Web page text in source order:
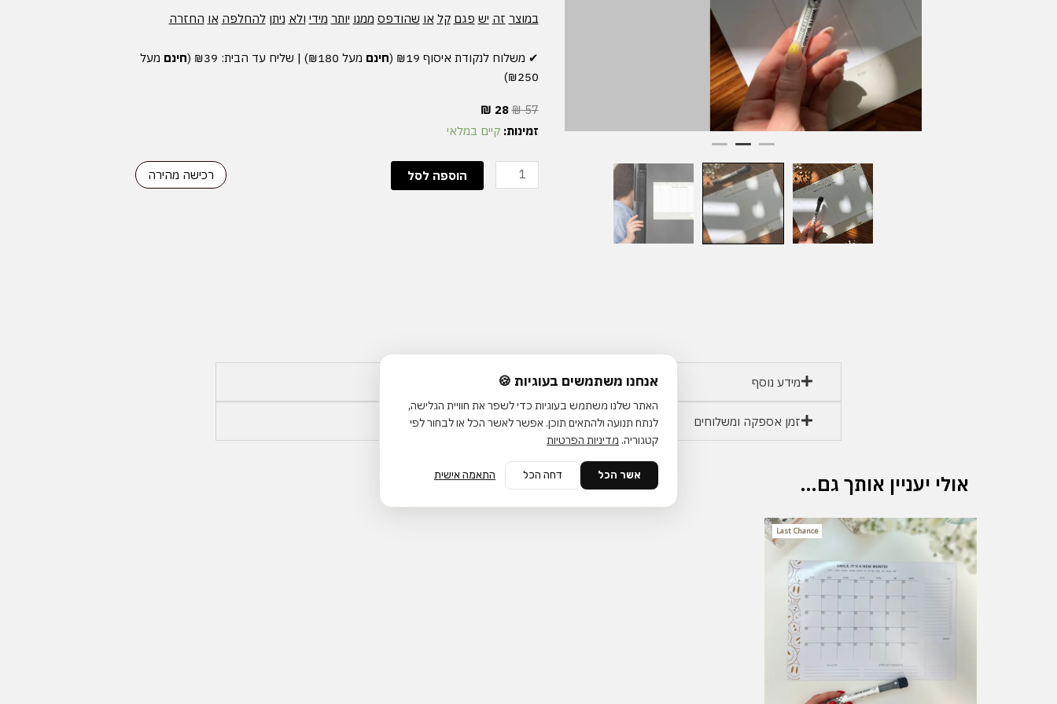
במוצר זה יש פגם קל או שהודפס ממנו יותר מידי ולא ניתן להחלפה או החזרה
✔︎ משלוח לנקודת איסוף ₪19 ( חינם מעל ₪180) | שליח עד הבית: ₪39 ( חינם מעל
₪250)
₪57
המחיר
המקורי
₪ 57.
₪ 28
הנוכחי
₪ 28.
זמינות: קיים במלאי
רכישה מהירה
כמות
עודפים
|
הוספה לסל
מידע נוסף
זמן אספקה ומשלוחים
אולי יעניין אותך גם…
Last Chance
המחיר
המקורי
₪ 57.
המחיר
הנוכחי
₪ 28.
אנחנו משתמשים בעוגיות 🍪
האתר שלנו משתמש בעוגיות כדי לשפר את חוויית הגלישה,
לנתח תנועה ולהתאים תוכן. אפשר לאשר הכל או לבחור לפי
קטגוריה. מדיניות הפרטיות
אשר הכל דחה הכל התאמה אישית